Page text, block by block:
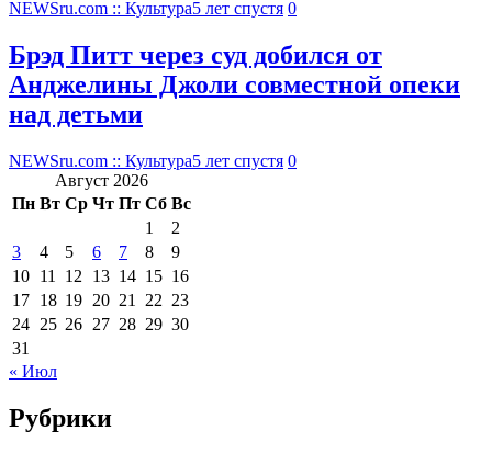
NEWSru.com :: Культура5 лет спустя 0
Брэд Питт через суд добился от
Анджелины Джоли совместной опеки
над детьми
NEWSru.com :: Культура5 лет спустя 0
Август 2026
Пн Вт Ср Чт Пт Сб Вс
1
2
3
4 5 6 7 8
9
10 11 12 13 14 15 16
17 18 19 20 21 22 23
24 25 26 27 28 29 30
31
« Июл
Рубрики